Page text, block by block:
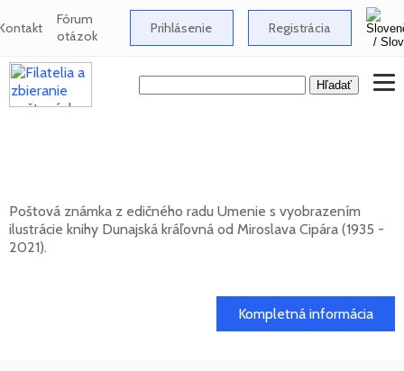
Fórum
otázok Prihlásenie Registrácia
Poštová známka z edičného radu Umenie s vyobrazením
ilustrácie knihy Dunajská kráľovná od Miroslava Cipára (1935 -
2021).
Kompletná informácia